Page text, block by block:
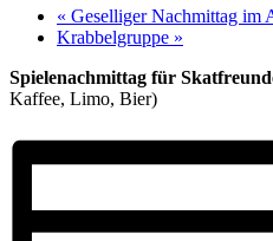
« Geselliger Nachmittag im
Krabbelgruppe »
Spielenachmittag für
Kaffee, Limo, Bier)